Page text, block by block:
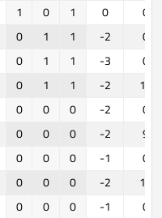
1 0 1 0
0
0 1 1 -2
0
0 1 1 -3
0
0 1 1 -2
12
0 0 0 -2
0
0 0 0 -2
9
0 0 0 -1
0
0 0 0 -2
12
0 0 0 -1
0